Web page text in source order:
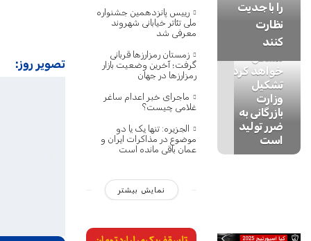
را با جدیت
نظارت
کنند
دوگانگی در
تصمیم‌گیری،
کار تولید را
خواهد کرد/
تشکیل
وزارت
بازرگانی به
ضرر تولید
است
رییس پانزدهمین جشنواره
ملی تئاتر خیابانی شهروند
معرفی شد
زمستان رمزارزها قربانی
گرفت؛ آخرین وضعیت بازار
رمزارزها در جهان
ماجرای خبر اعدام ساغر
غلامی چیست؟
الجزیره: تنها یک یا دو
موضوع در مذاکرات ایران و
عمان باقی مانده است
نمایش بیشتر
تصویر روز: